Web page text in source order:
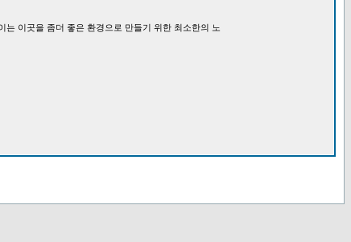
이곳을 좀더 좋은 환경으로 만들기 위한 최소한의 노